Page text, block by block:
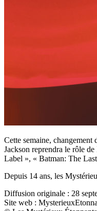
Cette semaine,
Jackson reprendra le rôle
Label », « Batman: The
Depuis 14 ans, les
Diffusion originale : 28
Site web :